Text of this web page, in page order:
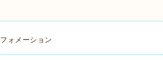
ォメーション